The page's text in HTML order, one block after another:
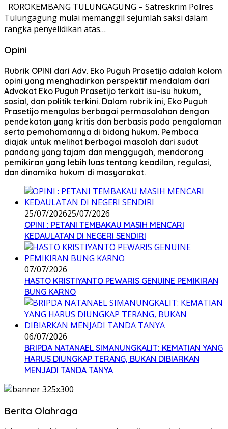
ROROKEMBANG TULUNGAGUNG – Satreskrim Polres
Tulungagung mulai memanggil sejumlah saksi dalam
rangka penyelidikan atas…
Opini
Rubrik OPINI dari Adv. Eko Puguh Prasetijo adalah kolom
opini yang menghadirkan perspektif mendalam dari
Advokat Eko Puguh Prasetijo terkait isu-isu hukum,
sosial, dan politik terkini. Dalam rubrik ini, Eko Puguh
Prasetijo mengulas berbagai permasalahan dengan
pendekatan yang kritis dan berbasis pada pengalaman
serta pemahamannya di bidang hukum. Pembaca
diajak untuk melihat berbagai masalah dari sudut
pandang yang tajam dan menggugah, mendorong
pemikiran yang lebih luas tentang keadilan, regulasi,
dan dinamika hukum di masyarakat.
25/07/202625/07/2026
OPINI : PETANI TEMBAKAU MASIH MENCARI
KEDAULATAN DI NEGERI SENDIRI
07/07/2026
HASTO KRISTIYANTO PEWARIS GENUINE PEMIKIRAN
BUNG KARNO
06/07/2026
BRIPDA NATANAEL SIMANUNGKALIT: KEMATIAN YANG
HARUS DIUNGKAP TERANG, BUKAN DIBIARKAN
MENJADI TANDA TANYA
Berita Olahraga